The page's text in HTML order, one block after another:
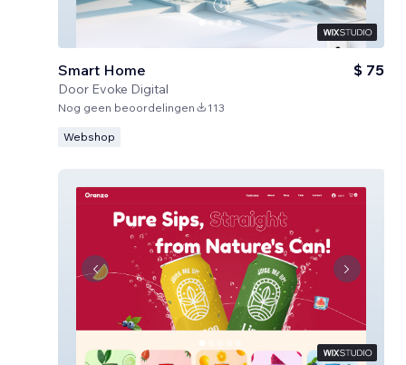
Smart Home
Door Evoke Digital
$ 75
Nog geen beoordelingen 113
Webshop